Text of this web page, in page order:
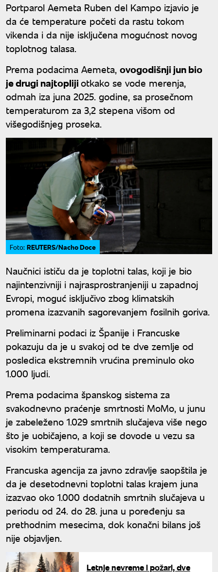
Portparol Aemeta Ruben del Kampo izjavio je
da će temperature početi da rastu tokom
vikenda i da nije isključena mogućnost novog
toplotnog talasa.
Prema podacima Aemeta, ovogodišnji jun bio
je drugi najtoplijiotkako se vode merenja,
odmah iza juna 2025. godine, sa prosečnom
temperaturom za 3,2 stepena višom od
višegodišnjeg proseka.
Foto: REUTERS/Nacho Doce
Naučnici ističu da je toplotni talas, koji je bio
najintenzivniji i najrasprostranjeniji u zapadnoj
Evropi, moguć isključivo zbog klimatskih
promena izazvanih sagorevanjem fosilnih goriva.
Preliminarni podaci iz Španije i Francuske
pokazuju da je u svakoj od te dve zemlje od
posledica ekstremnih vrućina preminulo oko
1.000 ljudi.
Prema podacima španskog sistema za
svakodnevno praćenje smrtnosti MoMo, u junu
je zabeleženo 1.029 smrtnih slučajeva više nego
što je uobičajeno, a koji se dovode u vezu sa
visokim temperaturama.
Francuska agencija za javno zdravlje saopštila je
da je desetodnevni toplotni talas krajem juna
izazvao oko 1.000 dodatnih smrtnih slučajeva u
periodu od 24. do 28. juna u poređenju sa
prethodnim mesecima, dok konačni bilans još
nije objavljen.
Letnje nevreme i požari, dve